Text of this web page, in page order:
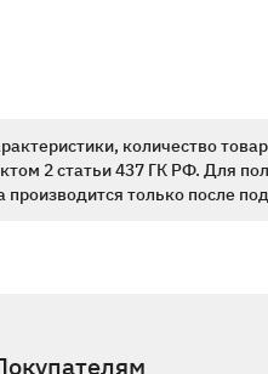
количество
2 статьи 437 ГК РФ. Для
только после